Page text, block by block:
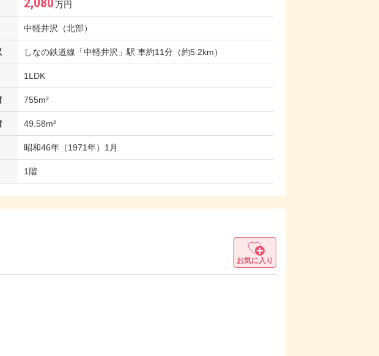
万円
中軽井沢（北部）
しなの鉄道線「中軽井沢」駅 車約11分（約5.2km）
1LDK
755m²
49.58m²
昭和46年（1971年）1月
1階
お気に入り